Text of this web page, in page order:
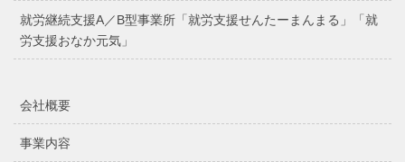
就労継続支援A／B型事業所「就労支援せんたーまんまる」「就
労支援おなか元気」
会社概要
事業内容